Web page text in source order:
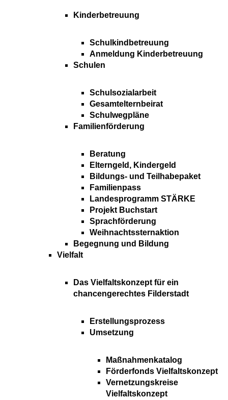
Kinderbetreuung
Schulkindbetreuung
Anmeldung Kinderbetreuung
Schulen
Schulsozialarbeit
Gesamtelternbeirat
Schulwegpläne
Familienförderung
Beratung
Elterngeld, Kindergeld
Bildungs- und Teilhabepaket
Familienpass
Landesprogramm STÄRKE
Projekt Buchstart
Sprachförderung
Weihnachtssternaktion
Begegnung und Bildung
Vielfalt
Das Vielfaltskonzept für ein
chancengerechtes Filderstadt
Erstellungsprozess
Umsetzung
Maßnahmenkatalog
Förderfonds Vielfaltskonzept
Vernetzungskreise
Vielfaltskonzept